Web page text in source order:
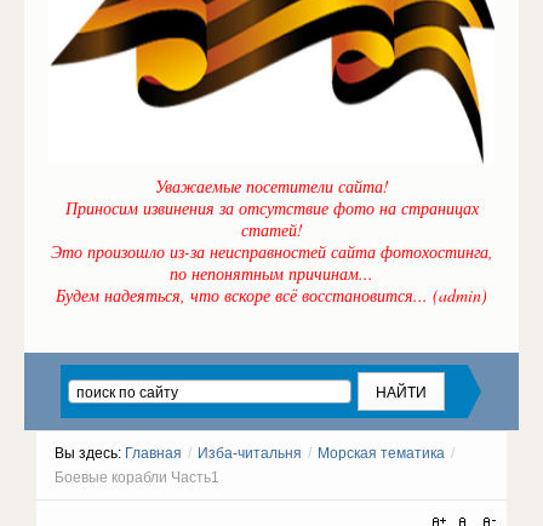
Уважаемые посетители сайта!
Приносим извинения за отсутствие фото на страницах
статей!
Это произошло из-за неисправностей сайта фотохостинга,
по непонятным причинам...
Будем надеяться, что вскоре всё восстановится... (admin)
Вы здесь: Главная / Изба-читальня / Морская тематика /
Боевые корабли Часть1